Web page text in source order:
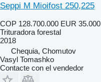
Seppi M Mioifost 250,225
COP 128.700.000 EUR 35.000
Trituradora forestal
2018
Chequia, Chomutov
Vasyl Tomashko
Contacte con el vendedor